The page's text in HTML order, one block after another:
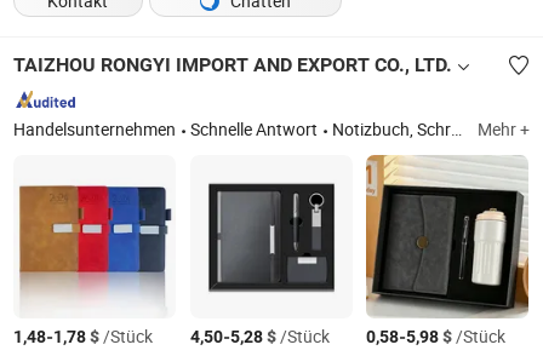
TAIZHOU RONGYI IMPORT AND EXPORT CO., LTD.
Handelsunternehmen Schnelle Antwort Notizbuch, Schreibwaren Mehr +
1,48-1,78$/Stück 4,50-5,28$/Stück 0,58-5,98$/Stück